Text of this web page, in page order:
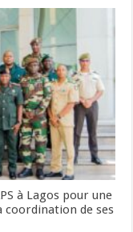
à Lagos pour une
coordination de ses